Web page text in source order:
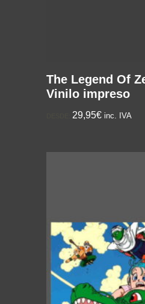
The Legend Of
Vinilo impreso
29,95€ inc. IVA